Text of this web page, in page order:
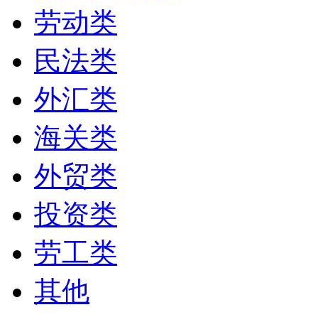
劳动类
民法类
外汇类
海关类
外贸类
投资类
劳工类
其他